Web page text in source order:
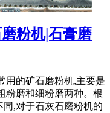
粉机|石膏磨
用的矿石磨粉机,主要是
粉磨和细粉磨两种。根
,对于石灰石磨粉机的